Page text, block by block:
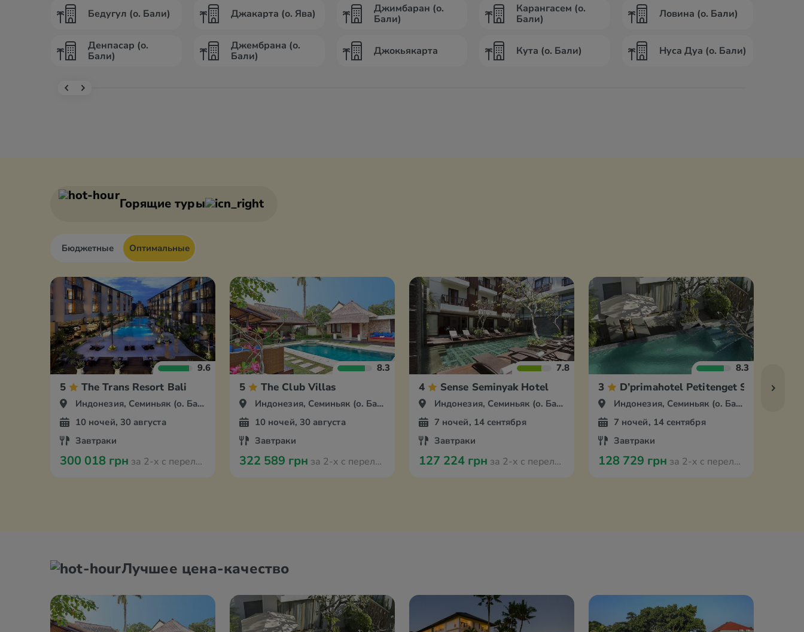
Бедугул (о. Бали)
Денпасар (о.
Бали)
Джакарта (о. Ява)
Джембрана (о.
Бали)
Джимбаран (о.
Бали)
Джокьякарта
Карангасем (о.
Бали)
Кута (о. Бали)
Ловина (о. Бали)
Нуса Дуа (о. Бали)
Горящие туры
Бюджетные Оптимальные
9.6
5 The Trans Resort Bali
Индонезия, Семиньяк (о. Бали)
10 ночей, 30 августа
Завтраки
300 018 грн за 2-х с перелётом из Кишинева
8.3
5 The Club Villas
Индонезия, Семиньяк (о. Бали)
10 ночей, 30 августа
Завтраки
322 589 грн за 2-х с перелётом из Кишинева
7.8
4 Sense Seminyak Hotel
Индонезия, Семиньяк (о. Бали)
7 ночей, 14 сентября
Завтраки
127 224 грн за 2-х с перелётом из Варшавы
8.3
3 D’primahotel Petitenget Seminyak
Индонезия, Семиньяк (о. Бали)
7 ночей, 14 сентября
Завтраки
128 729 грн за 2-х с перелётом из Варшавы
Лучшее цена-качество